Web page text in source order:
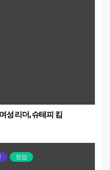
성 리더, 슈테피 킴
창업